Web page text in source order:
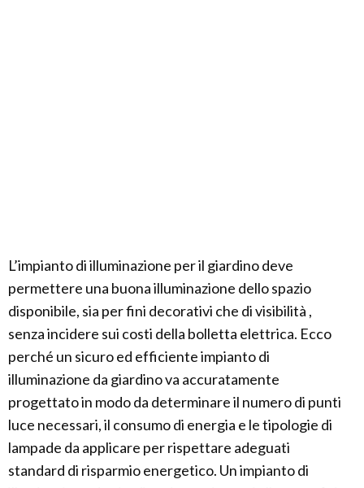
L’impianto di illuminazione per il giardino deve
permettere una buona illuminazione dello spazio
disponibile, sia per fini decorativi che di visibilità ,
senza incidere sui costi della bolletta elettrica. Ecco
perché un sicuro ed efficiente impianto di
illuminazione da giardino va accuratamente
progettato in modo da determinare il numero di punti
luce necessari, il consumo di energia e le tipologie di
lampade da applicare per rispettare adeguati
standard di risparmio energetico. Un impianto di